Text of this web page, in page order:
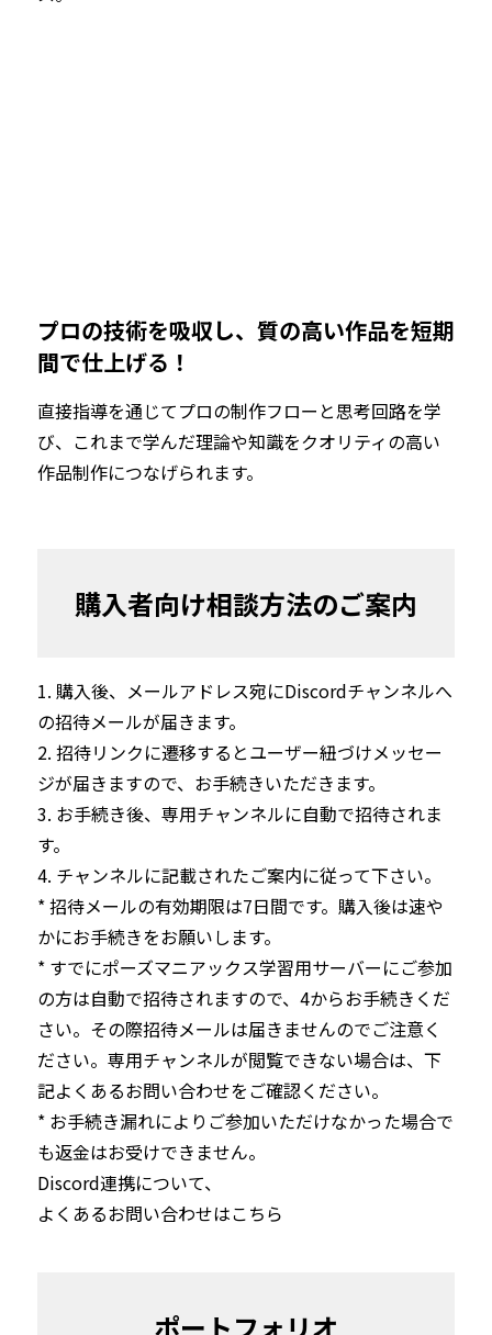
プロの技術を吸収し、質の高い作品を短期
間で仕上げる！
直接指導を通じてプロの制作フローと思考回路を学
び、これまで学んだ理論や知識をクオリティの高い
作品制作につなげられます。
購入者向け相談方法のご案内
1. 購入後、メールアドレス宛にDiscordチャンネルへ
の招待メールが届きます。
2. 招待リンクに遷移するとユーザー紐づけメッセー
ジが届きますので、お手続きいただきます。
3. お手続き後、専用チャンネルに自動で招待されま
す。
4. チャンネルに記載されたご案内に従って下さい。
* 招待メールの有効期限は7日間です。購入後は速や
かにお手続きをお願いします。
* すでにポーズマニアックス学習用サーバーにご参加
の方は自動で招待されますので、4からお手続きくだ
さい。その際招待メールは届きませんのでご注意く
ださい。専用チャンネルが閲覧できない場合は、下
記よくあるお問い合わせをご確認ください。
* お手続き漏れによりご参加いただけなかった場合で
も返金はお受けできません。
Discord連携について、
よくあるお問い合わせはこちら
ポートフォリオ